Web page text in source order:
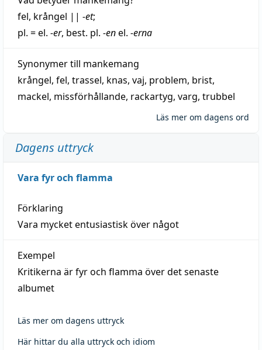
fel, krångel || -et;
pl. = el. -er, best. pl. -enel. -erna
Synonymer till mankemang
krångel, fel, trassel, knas, vaj, problem, brist,
mackel, missförhållande, rackartyg, varg, trubbel
Läs mer om dagens ord
Dagens uttryck
Vara fyr och flamma
Förklaring
Vara mycket entusiastisk över något
Exempel
Kritikerna är fyr och flamma över det senaste
albumet
Läs mer om dagens uttryck
Här hittar du alla uttryck och idiom